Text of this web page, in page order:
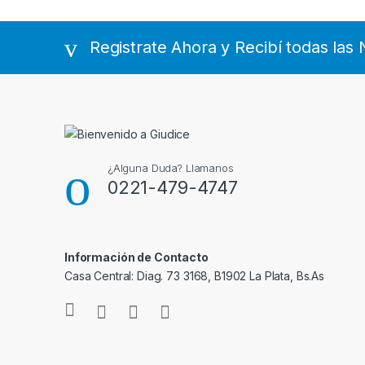
Registrate Ahora y Recibí todas las
¿Alguna Duda? Llamanos
0221-479-4747
Información de Contacto
Casa Central: Diag. 73 3168, B1902 La Plata, Bs.As